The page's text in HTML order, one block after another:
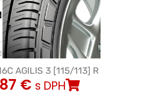
AGILIS 3 [115/113] R
€ s DPH